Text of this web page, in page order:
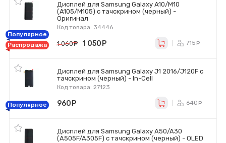
Дисплей для Samsung Galaxy A10/M10
(A105/M105) с тачскрином (черный) -
Оригинал
Код товара: 34446
Популярное
Распродажа
1 060 руб.
1 050 715
Дисплей для Samsung Galaxy J1 2016/J120F с
тачскрином (черный) - In-Cell
Код товара: 27123
Популярное 960 640
Дисплей для Samsung Galaxy A50/A30
(A505F/A305F) с тачскрином (черный) - OLED